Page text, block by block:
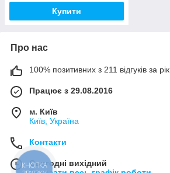
Купити
Про нас
100% позитивних з 211 відгуків за рік
Працює з 29.08.2016
м. Київ
Київ, Україна
Контакти
Сьогодні вихідний
КНОПКА